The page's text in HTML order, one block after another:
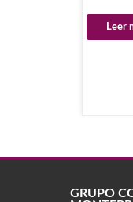
Leer
GRUPO